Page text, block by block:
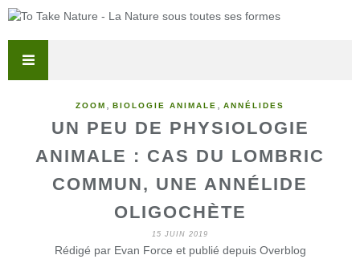
ZOOM BIOLOGIE ANIMALE ANNÉLIDES
UN PEU DE PHYSIOLOGIE
ANIMALE : CAS DU LOMBRIC
COMMUN, UNE ANNÉLIDE
OLIGOCHÈTE
15 JUIN 2019
Rédigé par Evan Force et publié depuis Overblog